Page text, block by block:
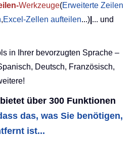
Werkzeuge(Erweiterte Zeilen
,Excel-Zellen aufteilen...) ... und
in Ihrer bevorzugten Sprache –
Deutsch, Französisch,
über 300 Funktionen
das, was Sie benötigen,
ist...